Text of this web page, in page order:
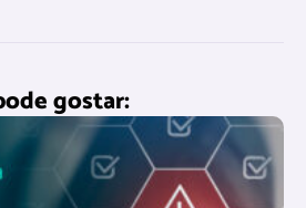
gostar: